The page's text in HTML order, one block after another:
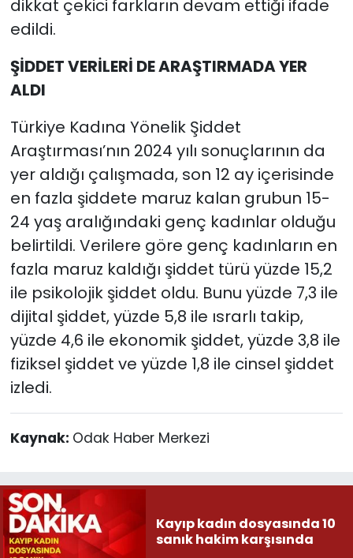
dikkat çekici farkların devam ettiği ifade
edildi.
ŞİDDET VERİLERİ DE ARAŞTIRMADA YER
ALDI
Türkiye Kadına Yönelik Şiddet
Araştırması’nın 2024 yılı sonuçlarının da
yer aldığı çalışmada, son 12 ay içerisinde
en fazla şiddete maruz kalan grubun 15-
24 yaş aralığındaki genç kadınlar olduğu
belirtildi. Verilere göre genç kadınların en
fazla maruz kaldığı şiddet türü yüzde 15,2
ile psikolojik şiddet oldu. Bunu yüzde 7,3 ile
dijital şiddet, yüzde 5,8 ile ısrarlı takip,
yüzde 4,6 ile ekonomik şiddet, yüzde 3,8 ile
fiziksel şiddet ve yüzde 1,8 ile cinsel şiddet
izledi.
Kaynak: Odak Haber Merkezi
Kayıp kadın dosyasında 10
sanık hakim karşısında